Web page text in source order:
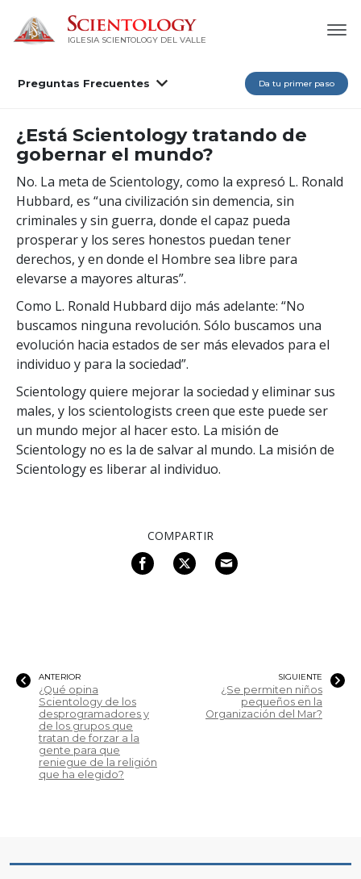
IGLESIA SCIENTOLOGY DEL VALLE
Preguntas Frecuentes Da tu primer paso
¿Está Scientology tratando de
gobernar el mundo?
No. La meta de Scientology, como la expresó L. Ronald
Hubbard, es “una civilización sin demencia, sin
criminales y sin guerra, donde el capaz pueda
prosperar y los seres honestos puedan tener
derechos, y en donde el Hombre sea libre para
elevarse a mayores alturas”.
Como L. Ronald Hubbard dijo más adelante: “No
buscamos ninguna revolución. Sólo buscamos una
evolución hacia estados de ser más elevados para el
individuo y para la sociedad”.
Scientology quiere mejorar la sociedad y eliminar sus
males, y los scientologists creen que este puede ser
un mundo mejor al hacer esto. La misión de
Scientology no es la de salvar al mundo. La misión de
Scientology es liberar al individuo.
COMPARTIR
ANTERIOR
¿Qué opina
Scientology de los
desprogramadores y
de los grupos que
tratan de forzar a la
gente para que
reniegue de la religión
que ha elegido?
SIGUIENTE
¿Se permiten niños
pequeños en la
Organización del Mar?